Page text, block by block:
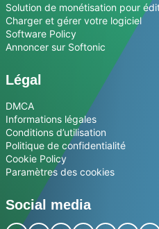
Solution de monétisation pour
Charger et gérer votre logiciel
Software Policy
Annoncer sur Softonic
Légal
DMCA
Informations légales
Conditions d’utilisation
Politique de confidentialité
Cookie Policy
Paramètres des cookies
Social media